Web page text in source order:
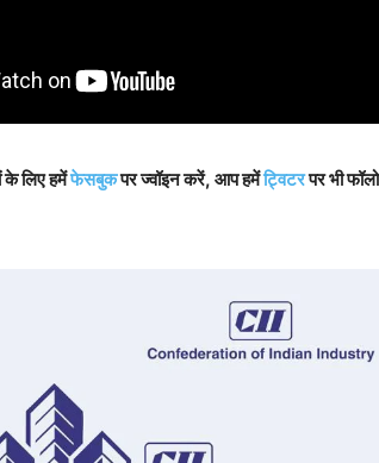
के लिए हमेंफेसबुकपर ज्वॉइन करें, आप हमेंट्विटरपर भी